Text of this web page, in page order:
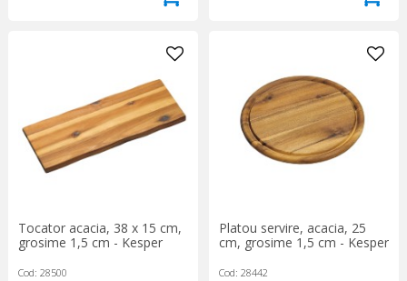
Tocator acacia, 38 x 15 cm,
grosime 1,5 cm - Kesper
Cod: 28500
Platou servire, acacia, 25
cm, grosime 1,5 cm - Kesper
Cod: 28442